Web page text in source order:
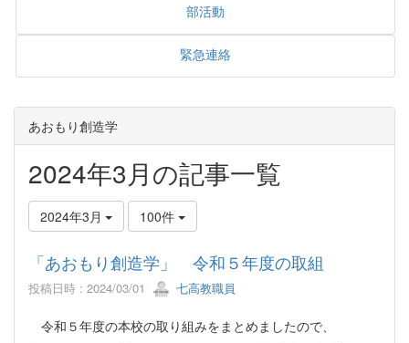
部活動
緊急連絡
あおもり創造学
2024年3月の記事一覧
2024年3月 100件
「あおもり創造学」 令和５年度の取組
投稿日時 : 2024/03/01 七高教職員
令和５年度の本校の取り組みをまとめましたので、